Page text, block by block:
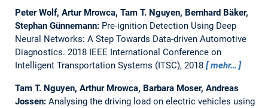
Peter Wolf, Artur Mrowca, Tam T. Nguyen, Bernhard Bäker,
Stephan Günnemann: Pre-ignition Detection Using Deep
Neural Networks: A Step Towards Data-driven Automotive
Diagnostics. 2018 IEEE International Conference on
Intelligent Transportation Systems (ITSC), 2018
mehr…
Tam T. Nguyen, Arthur Mrowca, Barbara Moser, Andreas
Jossen: Analysing the driving load on electric vehicles using